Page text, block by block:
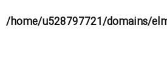
/home/u528797721/domains/